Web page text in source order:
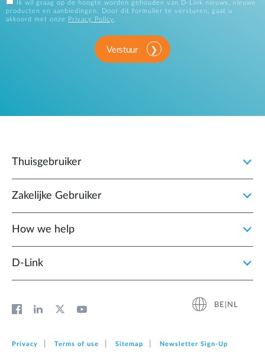
Ik wil graag op de hoogte worden gehouden van D-Link nieuws, nieuwe
producten en aanbiedingen. Door dit formulier te versturen, gaat u
akkoord met onze
Privacy Policy .
Verstuur
Thuisgebruiker
Zakelijke Gebruiker
How we help
D‑Link
BE|NL
Privacy Terms of use Sitemap Newsletter Sign‑Up